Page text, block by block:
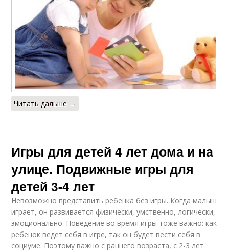
Читать дальше →
Игры для детей 4 лет дома и на
улице. Подвижные игры для
детей 3-4 лет
Невозможно представить ребенка без игры. Когда малыш
играет, он развивается физически, умственно, логически,
эмоционально. Поведение во время игры тоже важно: как
ребенок ведет себя в игре, так он будет вести себя в
социуме. Поэтому важно с раннего возраста, с 2-3 лет